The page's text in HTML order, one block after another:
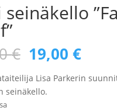
seinäkello
€ Alkuperäinen
hinta
oli:
24,90 €.
19,00 €
hinta
on:
Lisa Parkerin
seinäkello.